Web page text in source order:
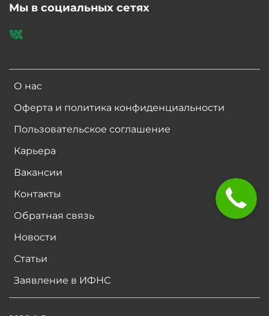
О нас
Оферта и политика конфиденциальности
Пользовательское соглашение
Карьера
Вакансии
Контакты
Обратная связь
Новости
Статьи
Заявление в ИФНС
Мы в социальных сетях